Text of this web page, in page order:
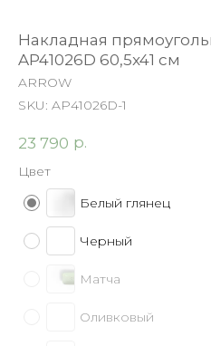
Накладная
AP41026D 60,5x41 см
ARROW
SKU: AP41026D-1
23 790 р.
Цвет
Белый глянец
Черный
Матча
Оливковый